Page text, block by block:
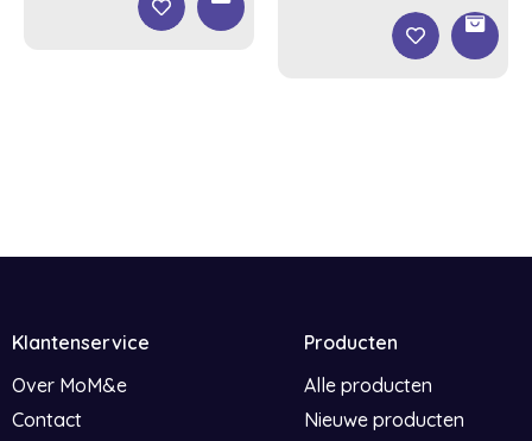
Klantenservice
Over MoM&e
Contact
Producten
Alle producten
Nieuwe producten